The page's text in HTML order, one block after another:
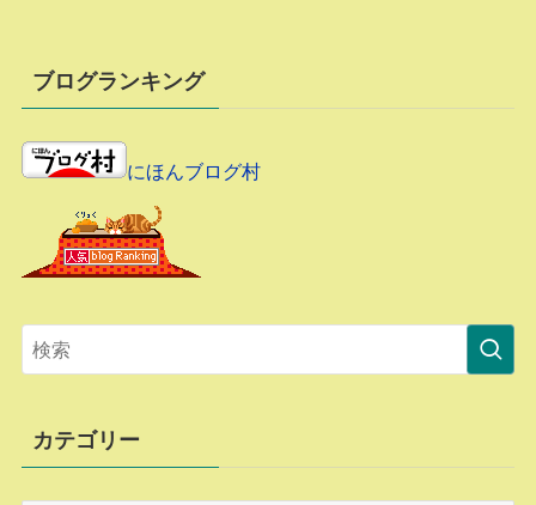
ブログランキング
にほんブログ村
カテゴリー